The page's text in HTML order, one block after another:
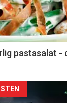
pastasalat -